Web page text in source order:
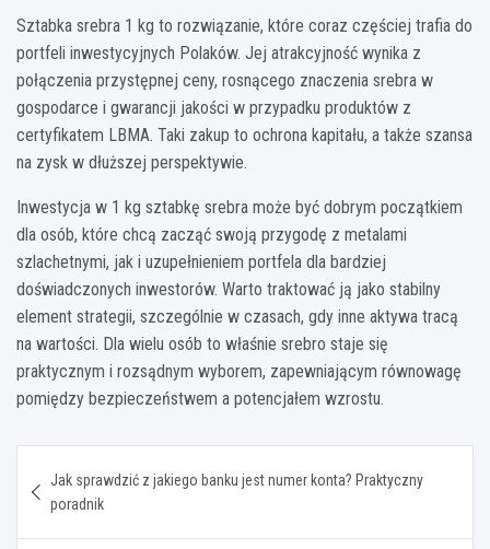
Sztabka srebra 1 kg to rozwiązanie, które coraz częściej trafia do
portfeli inwestycyjnych Polaków. Jej atrakcyjność wynika z
połączenia przystępnej ceny, rosnącego znaczenia srebra w
gospodarce i gwarancji jakości w przypadku produktów z
certyfikatem LBMA. Taki zakup to ochrona kapitału, a także szansa
na zysk w dłuższej perspektywie.
Inwestycja w 1 kg sztabkę srebra może być dobrym początkiem
dla osób, które chcą zacząć swoją przygodę z metalami
szlachetnymi, jak i uzupełnieniem portfela dla bardziej
doświadczonych inwestorów. Warto traktować ją jako stabilny
element strategii, szczególnie w czasach, gdy inne aktywa tracą
na wartości. Dla wielu osób to właśnie srebro staje się
praktycznym i rozsądnym wyborem, zapewniającym równowagę
pomiędzy bezpieczeństwem a potencjałem wzrostu.
wpisu
Jak sprawdzić z jakiego banku jest numer konta? Praktyczny
poradnik